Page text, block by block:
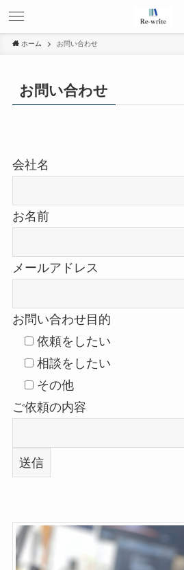
ホーム お問い合わせ
お問い合わせ
会社名
お名前
メールアドレス
お問い合わせ目的
依頼をしたい
相談をしたい
その他
ご依頼の内容